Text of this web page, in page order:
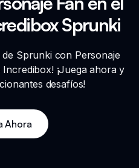
Sprunki
de Sprunki con Personaje
¡Juega ahora y
desafíos!
Ahora